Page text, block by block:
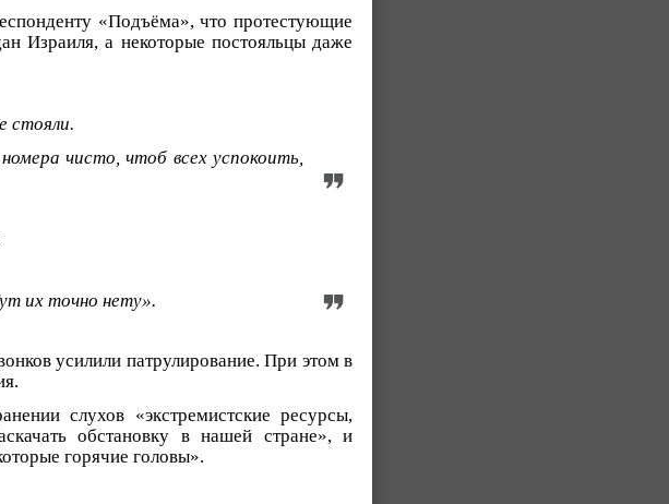
«Подъёма», что протестующие
Израиля, а некоторые постояльцы даже
стояли.
чисто, чтоб всех успокоить,
их точно нету».
усилили патрулирование. При этом в
слухов «экстремистские ресурсы,
обстановку в нашей стране», и
горячие головы».